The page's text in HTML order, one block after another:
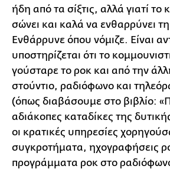
ήδη από τα σίξτις, αλλά γιατί το
σώνει και καλά να ενθαρρύνει
Ενθάρρυνε όπου νόμιζε. Είναι
υποστηρίζεται ότι το
γούσταρε το ροκ και από την
στούντιο, ραδιόφωνο και
(όπως διαβάσουμε στο βιβλίο:
αδιάκοπες καταδίκες της
οι κρατικές υπηρεσίες
συγκροτήματα, ηχογραφήσεις
προγράμματα ροκ στο